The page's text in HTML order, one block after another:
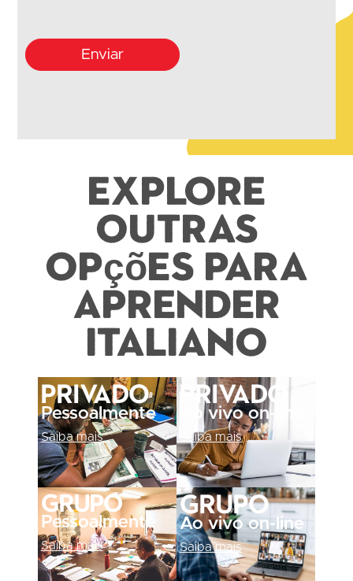
Enviar
Explore
outras
opções para
aprender
italiano
Privado
Pessoalmente
Saiba mais
Privado
Ao vivo on-line
Saiba mais
Grupo
Pessoalmente
Saiba mais
Grupo
Ao vivo on-line
Saiba mais